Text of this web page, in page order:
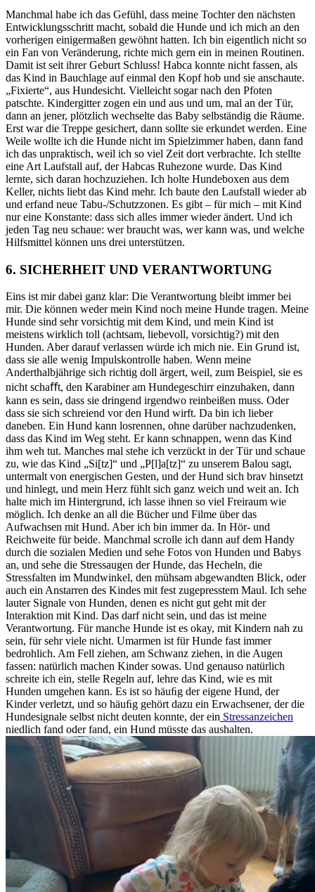
Manchmal habe ich das Gefühl, dass meine Tochter den nächsten
Entwicklungsschritt macht, sobald die Hunde und ich mich an den
vorherigen einigermaßen gewöhnt hatten. Ich bin eigentlich nicht so
ein Fan von Veränderung, richte mich gern ein in meinen Routinen.
Damit ist seit ihrer Geburt Schluss! Habca konnte nicht fassen, als
das Kind in Bauchlage auf einmal den Kopf hob und sie anschaute.
„Fixierte“, aus Hundesicht. Vielleicht sogar nach den Pfoten
patschte. Kindergitter zogen ein und aus und um, mal an der Tür,
dann an jener, plötzlich wechselte das Baby selbständig die Räume.
Erst war die Treppe gesichert, dann sollte sie erkundet werden. Eine
Weile wollte ich die Hunde nicht im Spielzimmer haben, dann fand
ich das unpraktisch, weil ich so viel Zeit dort verbrachte. Ich stellte
eine Art Laufstall auf, der Habcas Ruhezone wurde. Das Kind
lernte, sich daran hochzuziehen. Ich holte Hundeboxen aus dem
Keller, nichts liebt das Kind mehr. Ich baute den Laufstall wieder ab
und erfand neue Tabu-/Schutzzonen. Es gibt – für mich – mit Kind
nur eine Konstante: dass sich alles immer wieder ändert. Und ich
jeden Tag neu schaue: wer braucht was, wer kann was, und welche
Hilfsmittel können uns drei unterstützen.
6. SICHERHEIT UND VERANTWORTUNG
Eins ist mir dabei ganz klar: Die Verantwortung bleibt immer bei
mir. Die können weder mein Kind noch meine Hunde tragen. Meine
Hunde sind sehr vorsichtig mit dem Kind, und mein Kind ist
meistens wirklich toll (achtsam, liebevoll, vorsichtig?) mit den
Hunden. Aber darauf verlassen würde ich mich nie. Ein Grund ist,
dass sie alle wenig Impulskontrolle haben. Wenn meine
Anderthalbjährige sich richtig doll ärgert, weil, zum Beispiel, sie es
nicht schaﬀt, den Karabiner am Hundegeschirr einzuhaken, dann
kann es sein, dass sie dringend irgendwo reinbeißen muss. Oder
dass sie sich schreiend vor den Hund wirft. Da bin ich lieber
daneben. Ein Hund kann losrennen, ohne darüber nachzudenken,
dass das Kind im Weg steht. Er kann schnappen, wenn das Kind
ihm weh tut. Manches mal stehe ich verzückt in der Tür und schaue
zu, wie das Kind „Si[tz]“ und „P[l]a[tz]“ zu unserem Balou sagt,
untermalt von energischen Gesten, und der Hund sich brav hinsetzt
und hinlegt, und mein Herz fühlt sich ganz weich und weit an. Ich
halte mich im Hintergrund, ich lasse ihnen so viel Freiraum wie
möglich. Ich denke an all die Bücher und Filme über das
Aufwachsen mit Hund. Aber ich bin immer da. In Hör- und
Reichweite für beide. Manchmal scrolle ich dann auf dem Handy
durch die sozialen Medien und sehe Fotos von Hunden und Babys
an, und sehe die Stressaugen der Hunde, das Hecheln, die
Stressfalten im Mundwinkel, den mühsam abgewandten Blick, oder
auch ein Anstarren des Kindes mit fest zugepresstem Maul. Ich sehe
lauter Signale von Hunden, denen es nicht gut geht mit der
Interaktion mit Kind. Das darf nicht sein, und das ist meine
Verantwortung. Für manche Hunde ist es okay, mit Kindern nah zu
sein, für sehr viele nicht. Umarmen ist für Hunde fast immer
bedrohlich. Am Fell ziehen, am Schwanz ziehen, in die Augen
fassen: natürlich machen Kinder sowas. Und genauso natürlich
schreite ich ein, stelle Regeln auf, lehre das Kind, wie es mit
Hunden umgehen kann. Es ist so häuﬁg der eigene Hund, der
Kinder verletzt, und so häuﬁg gehört dazu ein Erwachsener, der die
Hundesignale selbst nicht deuten konnte, der ein Stressanzeichen
niedlich fand oder fand, ein Hund müsste das aushalten.